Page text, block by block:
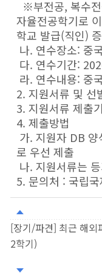
※부전공, 복수
자율전공학기로
학교 발급(직인)
나. 연수장소: 중
다. 연수기간:
라. 연수내용: 중
2. 지원서류 및 선
3. 지원서류 제출
4. 제출방법
가. 지원자 DB
로 우선 제출
나. 지원서류는
5. 문의처 : 국립
[장기/파견] 최근 해
2학기)